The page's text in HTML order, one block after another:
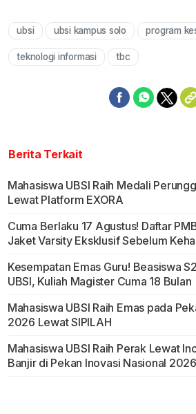
ubsi ubsi kampus solo program
teknologi informasi tbc
Berita Terkait
Mahasiswa UBSI Raih Medali
Lewat Platform EXORA
Cuma Berlaku 17 Agustus! Daftar
Jaket Varsity Eksklusif Sebelum
Kesempatan Emas Guru! Beasiswa
UBSI, Kuliah Magister Cuma 18 Bulan
Mahasiswa UBSI Raih Emas pada
2026 Lewat SIPILAH
Mahasiswa UBSI Raih Perak Lewat
Banjir di Pekan Inovasi Nasional 2026